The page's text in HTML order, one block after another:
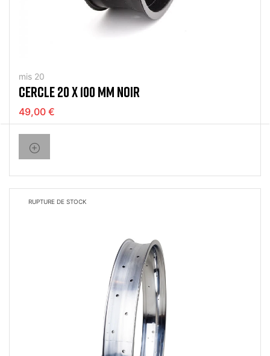
mis 20
CERCLE 20 X 100 MM NOIR
49,00 €
RUPTURE DE STOCK